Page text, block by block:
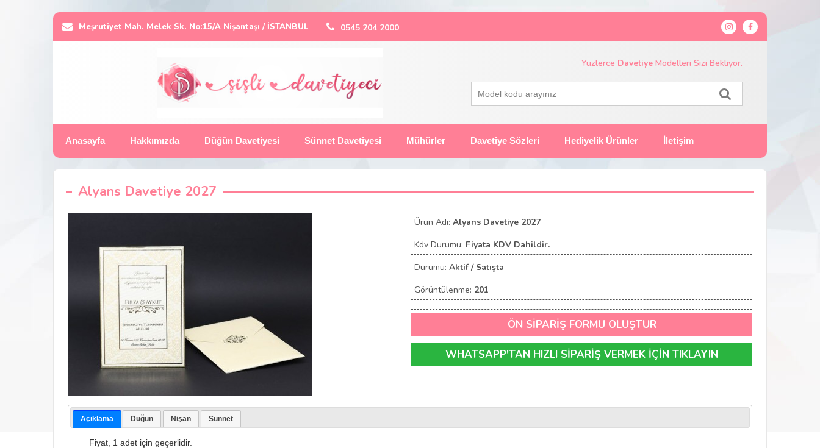
Meşrutiyet Mah. Melek Sk. No:15/A Nişantaşı / İSTANBUL 0545 204 2000
Yüzlerce Davetiye Modelleri Sizi Bekliyor.
Anasayfa Hakkımızda Düğün Davetiyesi Sünnet Davetiyesi Mühürler Davetiye Sözleri Hediyelik Ürünler İletişim
Alyans Davetiye 2027
Ürün Adı: Alyans Davetiye 2027
Kdv Durumu: Fiyata KDV Dahildir.
Durumu: Aktif / Satışta
Görüntülenme: 201
ÖN SİPARİŞ FORMU OLUŞTUR
WHATSAPP'TAN HIZLI SİPARİŞ VERMEK İÇİN TIKLAYIN
Açıklama Düğün Nişan Sünnet
Fiyat, 1 adet için geçerlidir.